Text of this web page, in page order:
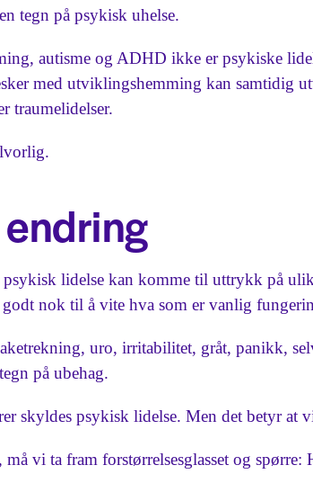
tegn på psykisk uhelse.
autisme og ADHD ikke er psykiske
med utviklingshemming kan samtidig
traumelidelser.
lidelse kan komme til uttrykk på
godt nok til å vite hva som er vanlig
uro, irritabilitet, gråt, panikk,
på ubehag.
skyldes psykisk lidelse. Men det betyr at
vi ta fram forstørrelsesglasset og spørre: